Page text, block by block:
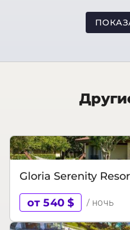
Gloria Serenity
от 540 $ / ночь